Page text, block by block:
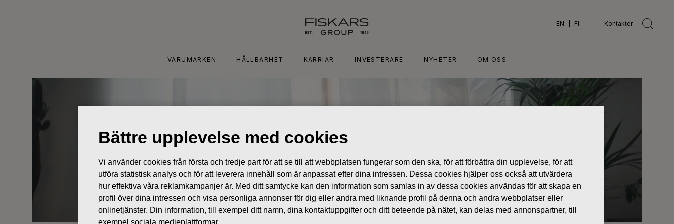
EN FI Kontakter
VARUMÄRKEN HÅLLBARHET KARRIÄR INVESTERARE NYHETER OM OSS
Bättre upplevelse med cookies
Vi använder cookies från första och tredje part för att se till att webbplatsen fungerar som den ska, för att förbättra din upplevelse, för att
utföra statistisk analys och för att leverera innehåll som är anpassat efter dina intressen. Dessa cookies hjälper oss också att utvärdera
hur effektiva våra reklamkampanjer är. Med ditt samtycke kan den information som samlas in av dessa cookies användas för att skapa en
profil över dina intressen och visa personliga annonser för dig eller andra med liknande profil på denna och andra webbplatser eller
onlinetjänster. Din information, till exempel ditt namn, dina kontaktuppgifter och ditt beteende på nätet, kan delas med annonspartner, till